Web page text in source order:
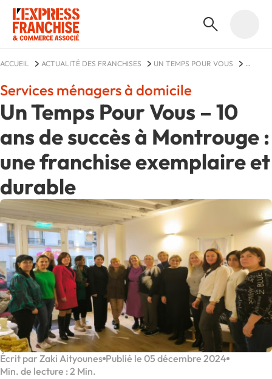
ACCUEIL ACTUALITÉ DES FRANCHISES
UN TEMPS POUR VOUS
Un Temps Pour Vous – 10
ans de succès à Montrouge :
une franchise exemplaire et
durable
Services ménagers à domicile
Écrit par Zaki Aityounes Publié le 05 décembre 2024
Min. de lecture : 2 Min.